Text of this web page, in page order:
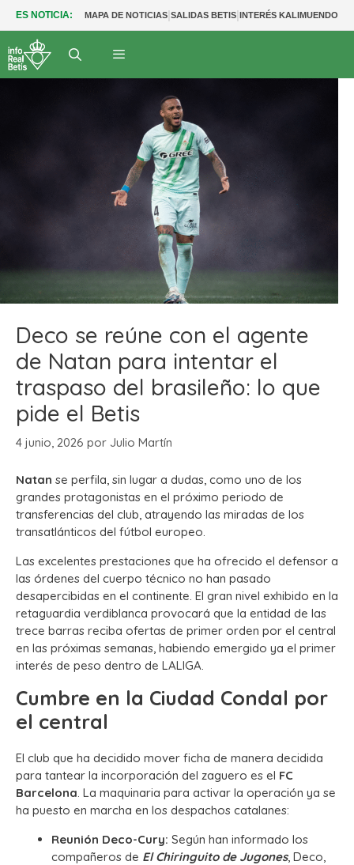
ES NOTICIA: MAPA DE NOTICIAS|SALIDAS BETIS|INTERÉS KALIMUENDO
Deco se reúne con el agente
de Natan para intentar el
traspaso del brasileño: lo que
pide el Betis
4 junio, 2026 por Julio Martín
Natan se perfila, sin lugar a dudas, como uno de los
grandes protagonistas en el próximo periodo de
transferencias del club, atrayendo las miradas de los
transatlánticos del fútbol europeo.
Las excelentes prestaciones que ha ofrecido el defensor a
las órdenes del cuerpo técnico no han pasado
desapercibidas en el continente. El gran nivel exhibido en la
retaguardia verdiblanca provocará que la entidad de las
trece barras reciba ofertas de primer orden por el central
en las próximas semanas, habiendo emergido ya el primer
interés de peso dentro de LALIGA.
Cumbre en la Ciudad Condal por
el central
El club que ha decidido mover ficha de manera decidida
para tantear la incorporación del zaguero es el FC
Barcelona. La maquinaria para activar la operación ya se
ha puesto en marcha en los despachos catalanes:
Reunión Deco-Cury: Según han informado los
compañeros de El Chiringuito de Jugones, Deco,